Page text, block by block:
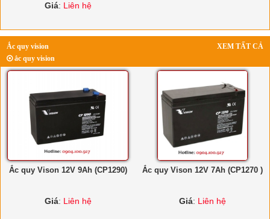
Giá: Liên hệ
Ắc quy vision
XEM TẤT CẢ
ắc quy vision
Ắc quy Vison 12V 9Ah (CP1290)
Giá: Liên hệ
Ắc quy Vison 12V 7Ah (CP1270 )
Giá: Liên hệ